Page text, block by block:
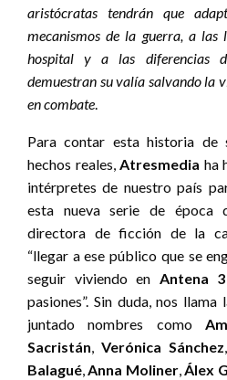
aristócratas tendrán que
mecanismos de la guerra, a las
hospital y a las diferencias
demuestran su valía salvando la
en combate.
Para contar esta historia de
hechos reales,Atresmedia ha
intérpretes de nuestro país
esta nueva serie de época
directora de ficción de la
“llegar a ese público que se
seguir viviendo en Antena 3
pasiones”. Sin duda, nos
juntado nombres como
Sacristán,Verónica Sánchez,
Balagué,Anna Moliner,Álex